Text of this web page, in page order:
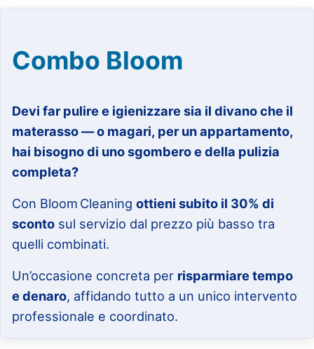
Combo Bloom
Devi far pulire e igienizzare sia il divano che il
materasso — o magari, per un appartamento,
hai bisogno di uno sgombero e della pulizia
completa?
Con Bloom Cleaningottieni subito il 30% di
sconto sul servizio dal prezzo più basso tra
quelli combinati.
Un’occasione concreta per risparmiare tempo
e denaro, affidando tutto a un unico intervento
professionale e coordinato.